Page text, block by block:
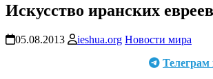
Искусство иранских евреев
05.08.2013 ieshua.org Новости мира
Телеграм